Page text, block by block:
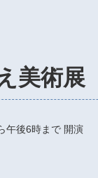
美術展
午後6時まで 開演